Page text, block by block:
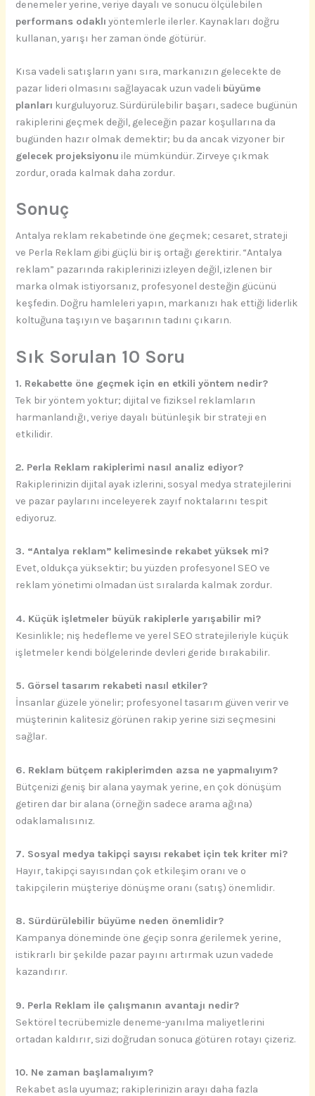
denemeler yerine, veriye dayalı ve sonucu ölçülebilen
performans odaklı yöntemlerle ilerler. Kaynakları doğru
kullanan, yarışı her zaman önde götürür.
Kısa vadeli satışların yanı sıra, markanızın gelecekte de
pazar lideri olmasını sağlayacak uzun vadeli büyüme
planları kurguluyoruz. Sürdürülebilir başarı, sadece bugünün
rakiplerini geçmek değil, geleceğin pazar koşullarına da
bugünden hazır olmak demektir; bu da ancak vizyoner bir
gelecek projeksiyonu ile mümkündür. Zirveye çıkmak
zordur, orada kalmak daha zordur.
Sonuç
Antalya reklam rekabetinde öne geçmek; cesaret, strateji
ve Perla Reklam gibi güçlü bir iş ortağı gerektirir. “Antalya
reklam” pazarında rakiplerinizi izleyen değil, izlenen bir
marka olmak istiyorsanız, profesyonel desteğin gücünü
keşfedin. Doğru hamleleri yapın, markanızı hak ettiği liderlik
koltuğuna taşıyın ve başarının tadını çıkarın.
Sık Sorulan 10 Soru
1. Rekabette öne geçmek için en etkili yöntem nedir?
Tek bir yöntem yoktur; dijital ve fiziksel reklamların
harmanlandığı, veriye dayalı bütünleşik bir strateji en
etkilidir.
2. Perla Reklam rakiplerimi nasıl analiz ediyor?
Rakiplerinizin dijital ayak izlerini, sosyal medya stratejilerini
ve pazar paylarını inceleyerek zayıf noktalarını tespit
ediyoruz.
3. “Antalya reklam” kelimesinde rekabet yüksek mi?
Evet, oldukça yüksektir; bu yüzden profesyonel SEO ve
reklam yönetimi olmadan üst sıralarda kalmak zordur.
4. Küçük işletmeler büyük rakiplerle yarışabilir mi?
Kesinlikle; niş hedefleme ve yerel SEO stratejileriyle küçük
işletmeler kendi bölgelerinde devleri geride bırakabilir.
5. Görsel tasarım rekabeti nasıl etkiler?
İnsanlar güzele yönelir; profesyonel tasarım güven verir ve
müşterinin kalitesiz görünen rakip yerine sizi seçmesini
sağlar.
6. Reklam bütçem rakiplerimden azsa ne yapmalıyım?
Bütçenizi geniş bir alana yaymak yerine, en çok dönüşüm
getiren dar bir alana (örneğin sadece arama ağına)
odaklamalısınız.
7. Sosyal medya takipçi sayısı rekabet için tek kriter mi?
Hayır, takipçi sayısından çok etkileşim oranı ve o
takipçilerin müşteriye dönüşme oranı (satış) önemlidir.
8. Sürdürülebilir büyüme neden önemlidir?
Kampanya döneminde öne geçip sonra gerilemek yerine,
istikrarlı bir şekilde pazar payını artırmak uzun vadede
kazandırır.
9. Perla Reklam ile çalışmanın avantajı nedir?
Sektörel tecrübemizle deneme-yanılma maliyetlerini
ortadan kaldırır, sizi doğrudan sonuca götüren rotayı çizeriz.
10. Ne zaman başlamalıyım?
Rekabet asla uyumaz; rakiplerinizin arayı daha fazla